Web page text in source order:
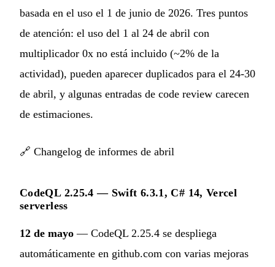
basada en el uso el 1 de junio de 2026. Tres puntos
de atención: el uso del 1 al 24 de abril con
multiplicador 0x no está incluido (~2% de la
actividad), pueden aparecer duplicados para el 24-30
de abril, y algunas entradas de code review carecen
de estimaciones.
🔗 Changelog de informes de abril
CodeQL 2.25.4 — Swift 6.3.1, C# 14, Vercel
serverless
12 de mayo — CodeQL 2.25.4 se despliega
automáticamente en github.com con varias mejoras